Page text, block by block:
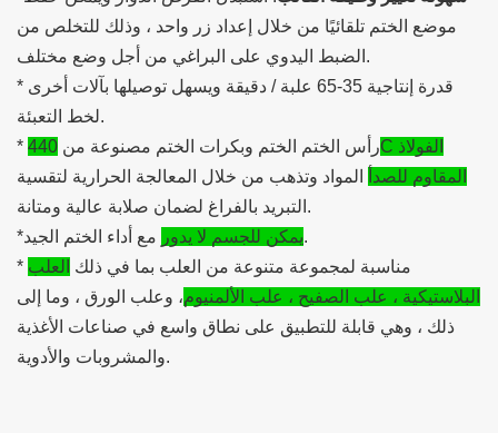
موضع الختم تلقائيًا من خلال إعداد زر واحد ، وذلك للتخلص من
الضبط اليدوي على البراغي من أجل وضع مختلف.
* قدرة إنتاجية 35-65 علبة / دقيقة ويسهل توصيلها بآلات أخرى
لخط التعبئة.
* رأس الختم الختم وبكرات الختم مصنوعة من 440C الفولاذ
المقاوم للصدأ
المواد وتذهب من خلال المعالجة الحرارية لتقسية
التبريد بالفراغ لضمان صلابة عالية ومتانة.
*
يمكن للجسم لا يدورمع أداء الختم الجيد.
* مناسبة لمجموعة متنوعة من العلب بما في ذلك العلب
البلاستيكية ، علب الصفيح ، علب الألمنيوم، وعلب الورق ، وما إلى
ذلك ، وهي قابلة للتطبيق على نطاق واسع في صناعات الأغذية
والمشروبات والأدوية.